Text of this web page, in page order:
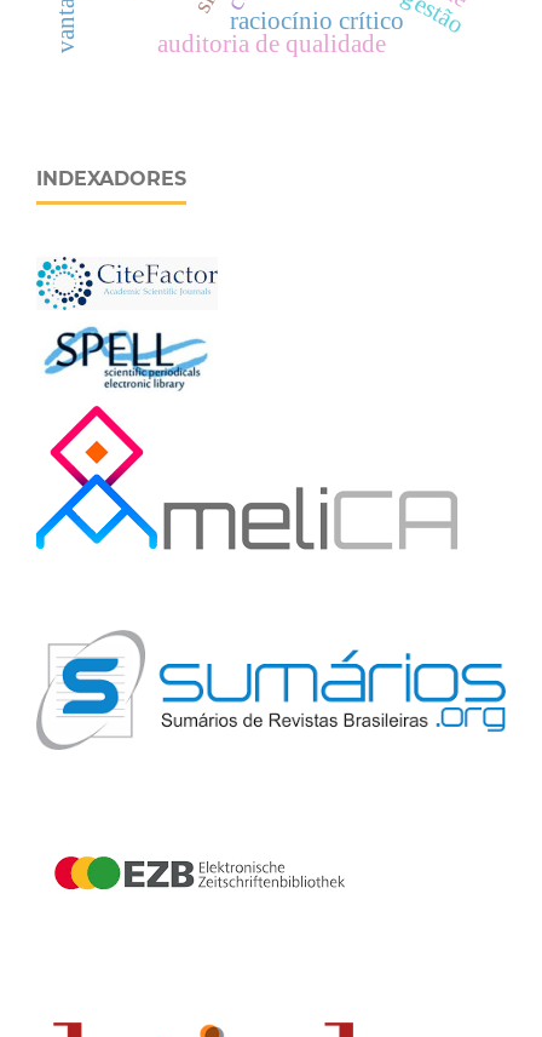
raciocínio crítico
auditoria de qualidade
INDEXADORES